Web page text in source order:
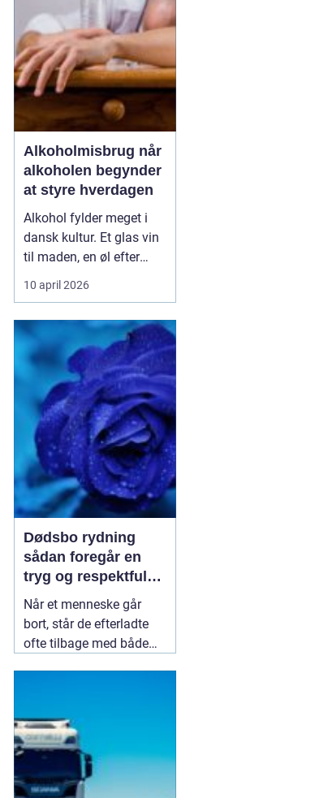
installation, er det vigtigt
at vælge en autoriseret
og erfare...
Alkoholmisbrug når
alkoholen begynder
at styre hverdagen
Alkohol fylder meget i
dansk kultur. Et glas vin
til maden, en øl efter
arbejde eller fest i
weekenden er for mange
almindelig hverdag. Men
for nogle glider forbruget
stille og roligt over i et
alkoholmisbrug, hvor
alkoholen ikke læ...
10 april 2026
Dødsbo rydning
sådan foregår en
tryg og respektfuld
proces
Når et menneske går
bort, står de efterladte
ofte tilbage med både
få ryddet hjemmet,
sorteret indboet og skabt
overblik over værdier og
personlige ejendele.